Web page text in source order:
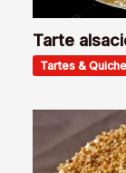
Tarte
Tartes &